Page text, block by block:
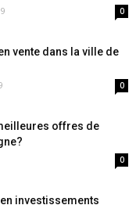
0
vente dans la ville de
0
offres de
0
investissements